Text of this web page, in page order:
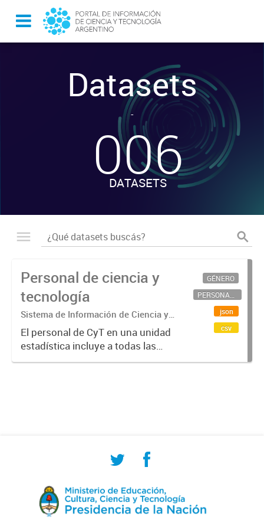
Datasets
-
006
DATASETS
Personal de ciencia y
tecnología
Sistema de Información de Ciencia y
Tecnología Argentino (SICYTAR)
El personal de CyT en una unidad
estadística incluye a todas las
personas involucradas
GÉNERO
PERSONAL CIENTÍFICO-TECNOLÓGICO
json
csv